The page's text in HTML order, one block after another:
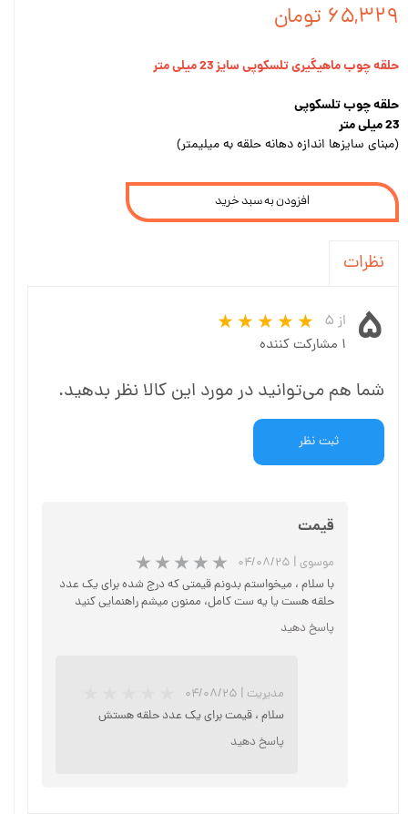
۶۵,۳۲۹ تومان
حلقه چوب ماهیگیری تلسکوپی سایز 23 میلی متر
حلقه چوب تلسکوپی
23 میلی متر
(مبنای سایزها اندازه دهانه حلقه به میلیمتر)
افزودن به سبد خرید
نظرات
۵ از ۵
۱ مشارکت کننده
شما هم می‌توانید در مورد این کالا نظر بدهید.
ثبت نظر
قیمت
موسوی | ۰۴/۰۸/۲۵
با سلام ، میخواستم بدونم قیمتی که درج شده برای یک عدد
حلقه هست یا یه ست کامل، ممنون میشم راهنمایی کنید
پاسخ دهید
مدیریت | ۰۴/۰۸/۲۵
سلام ، قیمت برای یک عدد حلقه هستش
پاسخ دهید